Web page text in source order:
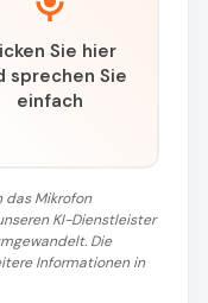
Sie hier
sprechen Sie
einfach
das Mikrofon
KI-Dienstleister
Die
Informationen in